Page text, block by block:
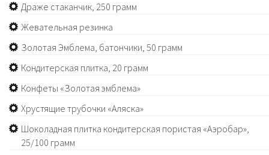
Драже стаканчик, 250 грамм
Жевательная резинка
Золотая Эмблема, батончики, 50 грамм
Кондитерская плитка, 20 грамм
Конфеты «Золотая эмблема»
Хрустящие трубочки «Аляска»
Шоколадная плитка кондитерская пористая «Аэробар»,
25/100 грамм